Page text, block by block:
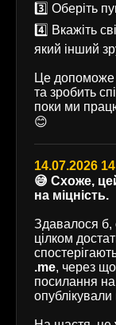
3️⃣ Оберіть
4️⃣ Вкажіть
який інший
Це допоможе
та зробить
поки ми
😊
14.07.2026
😅 Схоже,
на міцність.
Здавалося б,
цілком
.me, через
посилання